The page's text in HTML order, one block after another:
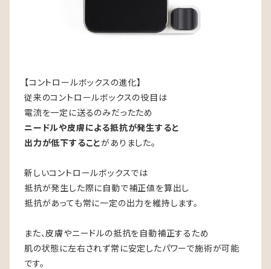
【コントロールボックスの進化】
従来のコントロールボックスの役目は
電流を一定に送るのみだったため
ニードルや皮膚による抵抗が発生すると
出力が低下することがありました。
新しいコントロールボックスでは
抵抗が発生した際に自動で補正値を算出し
抵抗があっても常に一定の出力を維持します。
また、皮膚やニードルの抵抗を自動補正するため
肌の状態に左右されず常に安定したパワーで施術が可能
です。